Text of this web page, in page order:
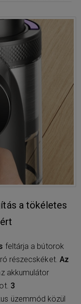
a tökéletes
feltárja a bútorok
részecskéket. Az
akkumulátor
3
üzemmód közül